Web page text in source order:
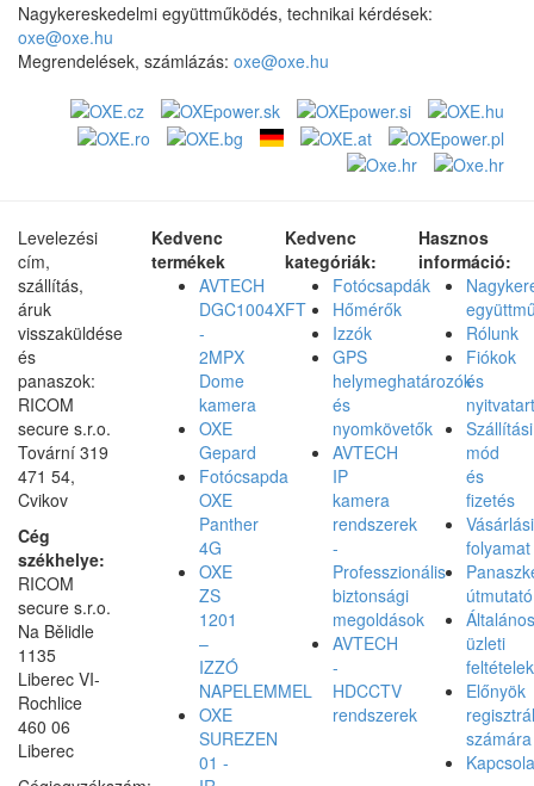
Nagykereskedelmi együttműködés, technikai kérdések:
oxe@oxe.hu
Megrendelések, számlázás: oxe@oxe.hu
Levelezési
cím,
szállítás,
áruk
visszaküldése
és
panaszok:
RICOM
secure s.r.o.
Tovární 319
471 54,
Cvikov
Cég
székhelye:
RICOM
secure s.r.o.
Na Bělidle
1135
Liberec VI-
Rochlice
460 06
Liberec
Kedvenc
termékek
AVTECH
DGC1004XFT
-
2MPX
Dome
kamera
OXE
Gepard
Fotócsapda
OXE
Panther
4G
OXE
ZS
1201
–
IZZÓ
NAPELEMMEL
OXE
SUREZEN
01 -
Kedvenc
kategóriák:
Fotócsapdák
Hőmérők
Izzók
GPS
helymeghatározók
és
nyomkövetők
AVTECH
IP
kamera
rendszerek
-
Professzionális
biztonsági
megoldások
AVTECH
-
HDCCTV
rendszerek
Hasznos
információ:
Rólunk
Fiókok
és
Szállítási
mód
és
fizetés
Vásárlási
folyamat
útmutató
Általános
üzleti
feltételek
Előnyök
számára